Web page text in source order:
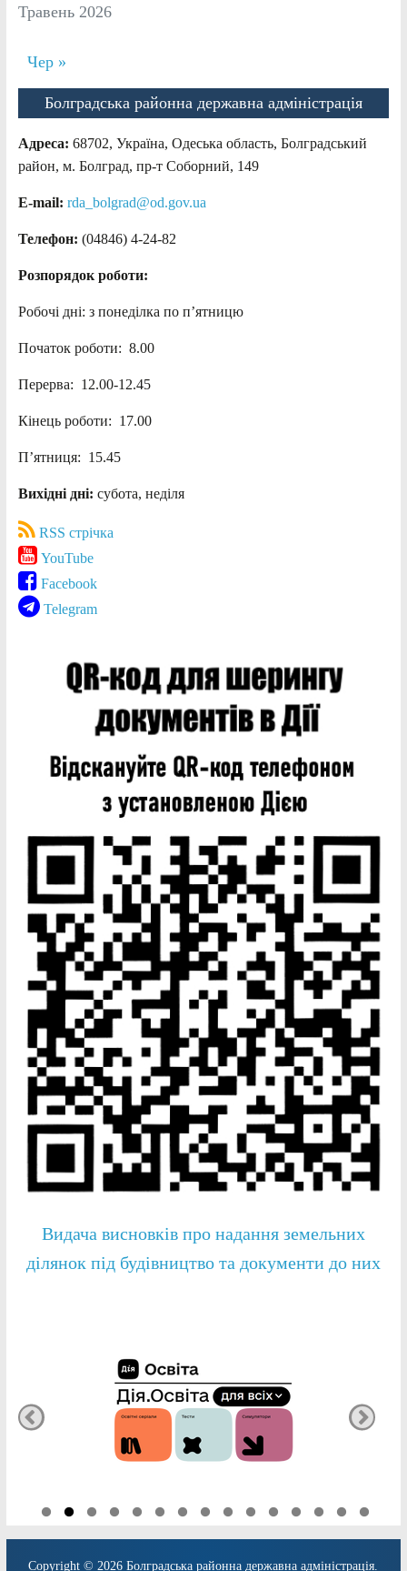
Травень 2026
Чер »
Болградська районна державна адміністрація
Адреса: 68702, Україна, Одеська область, Болградський
район, м. Болград, пр-т Соборний, 149
E-mail: rda_bolgrad@od.gov.ua
Телефон: (04846) 4-24-82
Розпорядок роботи:
Робочі дні: з понеділка по п’ятницю
Початок роботи: 8.00
Перерва: 12.00-12.45
Кінець роботи: 17.00
П’ятниця: 15.45
Вихідні дні: субота, неділя
RSS стрічка
YouTube
Facebook
Telegram
Видача висновків про надання земельних
ділянок під будівництво та документи до них
Copyright © 2026Болградська районна державна адміністрація